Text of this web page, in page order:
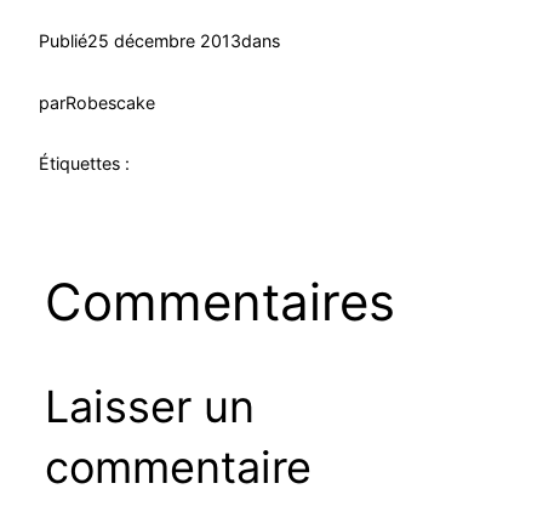
Publié25 décembre 2013dans
parRobescake
Étiquettes :
Commentaires
Laisser un
commentaire